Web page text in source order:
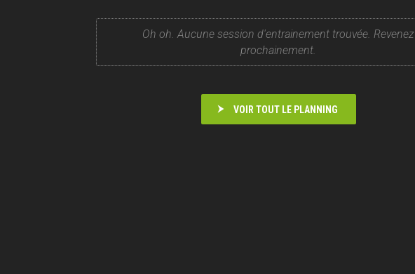
Oh oh. Aucune session d'entrainement trouvée. Revenez
prochainement.
VOIR TOUT LE PLANNING